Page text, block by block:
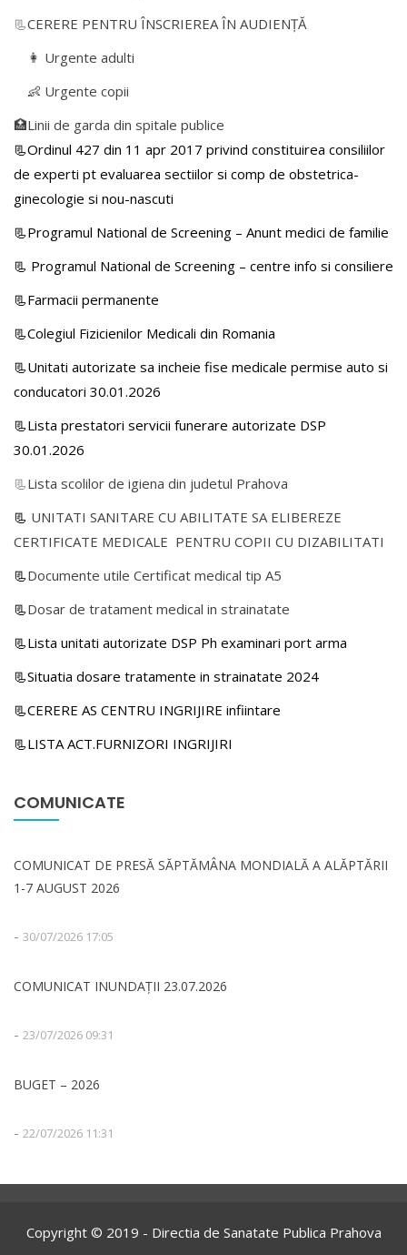
📃CERERE PENTRU ÎNSCRIEREA ÎN AUDIENŢĂ
👩 Urgente adulti
👶 Urgente copii
🏥Linii de garda din spitale publice
📃Ordinul 427 din 11 apr 2017 privind constituirea consiliilor
de experti pt evaluarea sectiilor si comp de obstetrica-
ginecologie si nou-nascuti
📃Programul National de Screening – Anunt medici de familie
📃 Programul National de Screening – centre info si consiliere
📃Farmacii permanente
📃Colegiul Fizicienilor Medicali din Romania
📃Unitati autorizate sa incheie fise medicale permise auto si
conducatori 30.01.2026
📃Lista prestatori servicii funerare autorizate DSP
30.01.2026
📃Lista scolilor de igiena din judetul Prahova
📃 UNITATI SANITARE CU ABILITATE SA ELIBEREZE
CERTIFICATE MEDICALE PENTRU COPII CU DIZABILITATI
📃Documente utile Certificat medical tip A5
📃Dosar de tratament medical in strainatate
📃Lista unitati autorizate DSP Ph examinari port arma
📃Situatia dosare tratamente in strainatate 2024
📃CERERE AS CENTRU INGRIJIRE infiintare
📃LISTA ACT.FURNIZORI INGRIJIRI
COMUNICATE
COMUNICAT DE PRESĂ SĂPTĂMÂNA MONDIALĂ A ALĂPTĂRII
1-7 AUGUST 2026
- 30/07/2026 17:05
COMUNICAT INUNDAȚII 23.07.2026
- 23/07/2026 09:31
BUGET – 2026
- 22/07/2026 11:31
Copyright © 2019 - Directia de Sanatate Publica Prahova